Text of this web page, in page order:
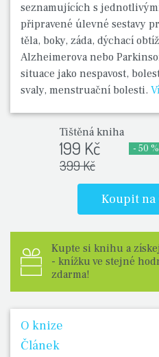
seznamujících s
připravené úlevné sestavy
těla, boky, záda, dýchací
Alzheimerova nebo
situace jako nespavost,
svaly, menstruační bolesti.
Koupit na
Tištěná kniha
199 Kč
399 Kč
- 50 %
Kupte si knihu a
- knížku ve stejné
zdarma!
O knize
Článek